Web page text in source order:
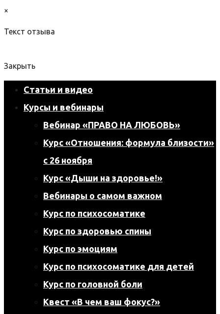
×
Текст отзыва
Закрыть
Статьи и видео
Курсы и вебинары
Вебинар «ПРАВО НА ЛЮБОВЬ»
Курс «Отношения: формула близости»
с 26 ноября
Курс «Дыши на здоровье!»
Вебинары о самом важном
Курс по психосоматике
Курс по здоровью спины
Курс по эмоциям
Курс по психосоматике для детей
Курс по головной боли
Квест «В чем ваш фокус?»